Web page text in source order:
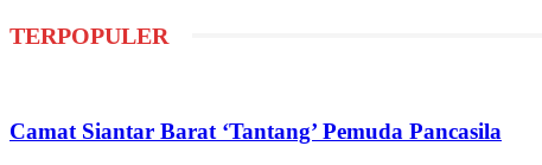
TERPOPULER
Camat Siantar Barat ‘Tantang’ Pemuda Pancasila